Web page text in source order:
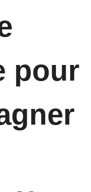
pour